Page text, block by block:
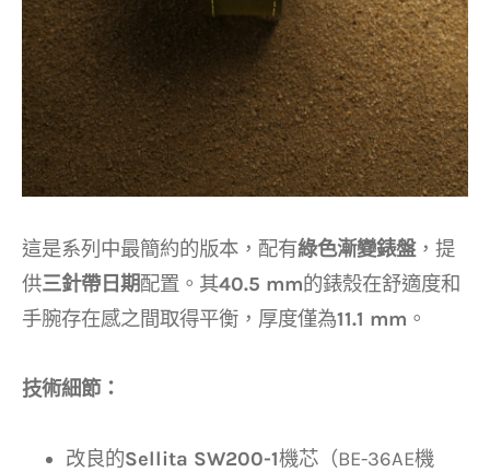
這是系列中最簡約的版本，配有綠色漸變錶盤，提
供三針帶日期配置。其40.5 mm的錶殼在舒適度和
手腕存在感之間取得平衡，厚度僅為11.1 mm 。
技術細節：
改良的Sellita SW200-1機芯（BE-36AE機